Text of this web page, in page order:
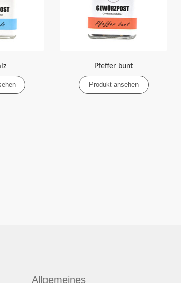
Pfeffer bunt
Produkt ansehen
Allgemeines